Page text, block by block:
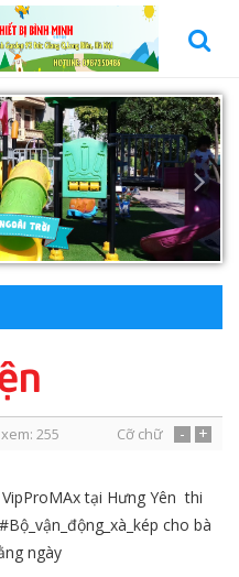
255 Cỡ chữ - +
tại Hưng Yên thi
cho bà
ngày